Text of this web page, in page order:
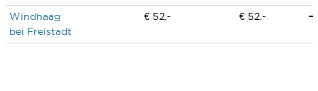
Windhaag
bei Freistadt
€ 52.- € 52.-